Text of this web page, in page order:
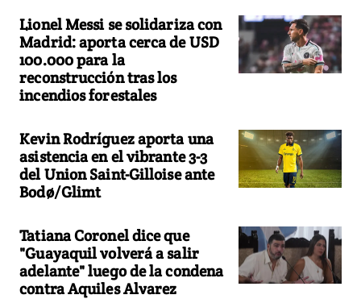
Lionel Messi se solidariza con
Madrid: aporta cerca de USD
100.000 para la
reconstrucción tras los
incendios forestales
Kevin Rodríguez aporta una
asistencia en el vibrante 3-3
del Union Saint-Gilloise ante
Bodø/Glimt
Tatiana Coronel dice que
"Guayaquil volverá a salir
adelante" luego de la condena
contra Aquiles Alvarez